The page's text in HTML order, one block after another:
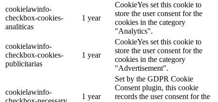
cookielawinfo-
checkbox-cookies-
analiticas
1 year
CookieYes set this cookie to
store the user consent for the
cookies in the category
"Analytics".
cookielawinfo-
checkbox-cookies-
publicitarias
1 year
CookieYes set this cookie to
store the user consent for the
cookies in the category
"Advertisement".
cookielawinfo-
1 year
Set by the GDPR Cookie
Consent plugin, this cookie
records the user consent for the